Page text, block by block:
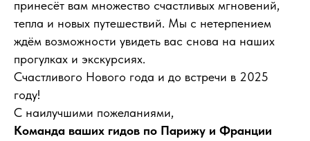
принесёт вам множество счастливых мгновений,
тепла и новых путешествий. Мы с нетерпением
ждём возможности увидеть вас снова на наших
прогулках и экскурсиях.
Счастливого Нового года и до встречи в 2025
году!
С наилучшими пожеланиями,
Команда ваших гидов по Парижу и Франции